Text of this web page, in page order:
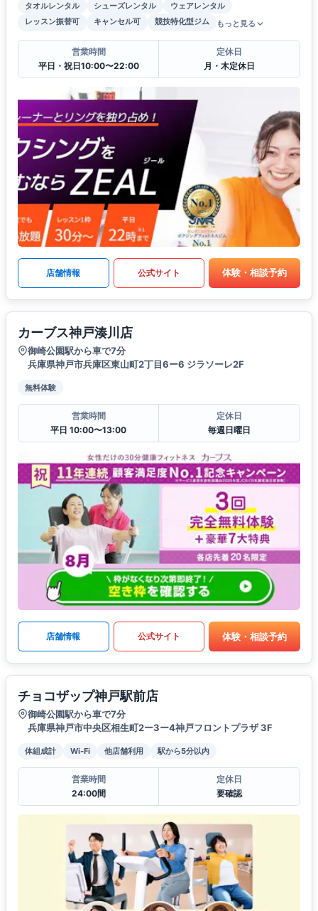
タオルレンタル シューズレンタル
ウェアレンタル
レッスン振替可
キャンセル可 競技特化型ジム もっと見る
営業時間
平日・祝日10:00〜22:00
定休日
月・木定休日
店舗情報 公式サイト 体験・相談予約
カーブス神戸湊川店
御崎公園駅から車で7分
兵庫県神戸市兵庫区東山町2丁目6ー6 ジラソーレ2F
無料体験
営業時間
平日 10:00〜13:00
定休日
毎週日曜日
店舗情報 公式サイト 体験・相談予約
チョコザップ神戸駅前店
御崎公園駅から車で7分
兵庫県神戸市中央区相生町2ー3ー4神戸フロントプラザ 3F
体組成計 Wi-Fi 他店舗利用 駅から5分以内
営業時間
24:00間
定休日
要確認